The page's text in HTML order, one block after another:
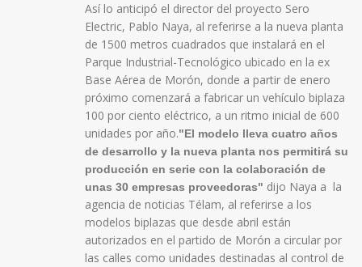
Así lo anticipó el director del proyecto Sero
Electric, Pablo Naya, al referirse a la nueva planta
de 1500 metros cuadrados que instalará en el
Parque Industrial-Tecnológico ubicado en la ex
Base Aérea de Morón, donde a partir de enero
próximo comenzará a fabricar un vehículo biplaza
100 por ciento eléctrico, a un ritmo inicial de 600
unidades por año."El modelo lleva cuatro años
de desarrollo y la nueva planta nos permitirá su
producción en serie con la colaboración de
unas 30 empresas proveedoras" dijo Naya a la
agencia de noticias Télam, al referirse a los
modelos biplazas que desde abril están
autorizados en el partido de Morón a circular por
las calles como unidades destinadas al control de